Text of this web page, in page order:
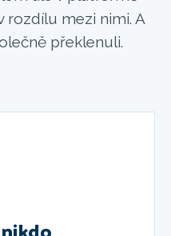
rozdílu mezi nimi. A
překlenuli.